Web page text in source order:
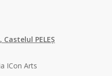
Castelul PELEȘ
ICon Arts